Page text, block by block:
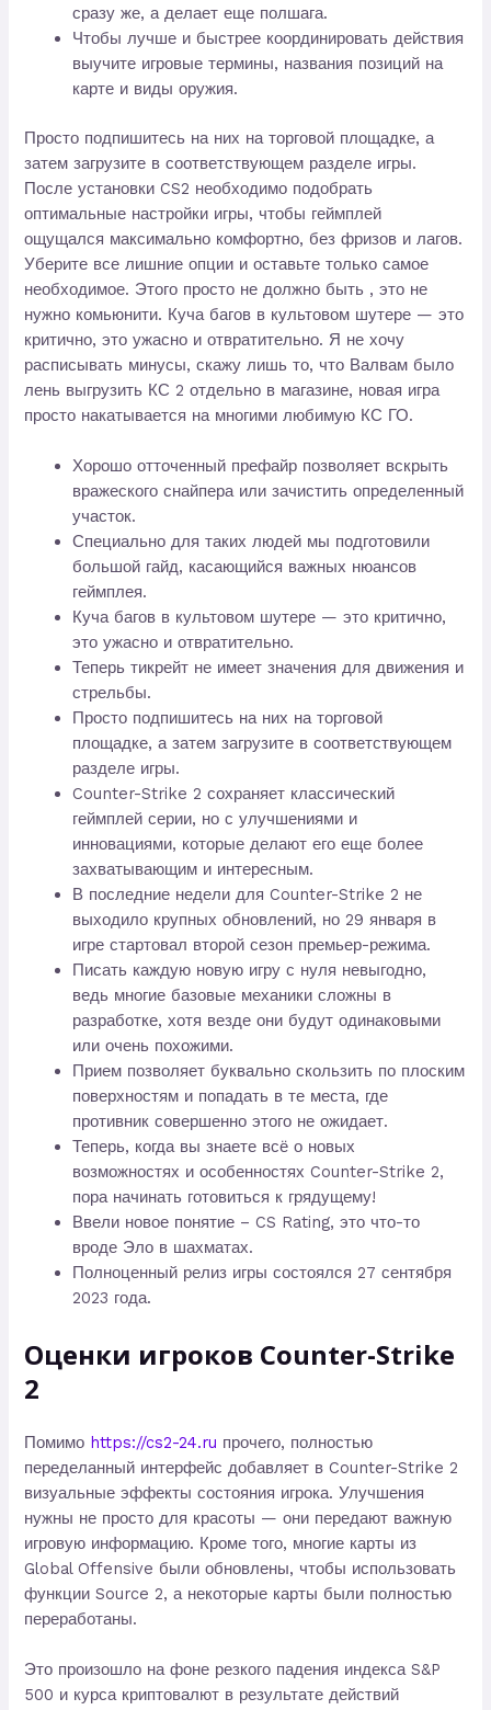
сразу же, а делает еще полшага.
Чтобы лучше и быстрее координировать действия
выучите игровые термины, названия позиций на
карте и виды оружия.
Просто подпишитесь на них на торговой площадке, а
затем загрузите в соответствующем разделе игры.
После установки CS2 необходимо подобрать
оптимальные настройки игры, чтобы геймплей
ощущался максимально комфортно, без фризов и лагов.
Уберите все лишние опции и оставьте только самое
необходимое. Этого просто не должно быть , это не
нужно комьюнити. Куча багов в культовом шутере — это
критично, это ужасно и отвратительно. Я не хочу
расписывать минусы, скажу лишь то, что Валвам было
лень выгрузить КС 2 отдельно в магазине, новая игра
просто накатывается на многими любимую КС ГО.
Хорошо отточенный префайр позволяет вскрыть
вражеского снайпера или зачистить определенный
участок.
Специально для таких людей мы подготовили
большой гайд, касающийся важных нюансов
геймплея.
Куча багов в культовом шутере — это критично,
это ужасно и отвратительно.
Теперь тикрейт не имеет значения для движения и
стрельбы.
Просто подпишитесь на них на торговой
площадке, а затем загрузите в соответствующем
разделе игры.
Counter-Strike 2 сохраняет классический
геймплей серии, но с улучшениями и
инновациями, которые делают его еще более
захватывающим и интересным.
В последние недели для Counter-Strike 2 не
выходило крупных обновлений, но 29 января в
игре стартовал второй сезон премьер-режима.
Писать каждую новую игру с нуля невыгодно,
ведь многие базовые механики сложны в
разработке, хотя везде они будут одинаковыми
или очень похожими.
Прием позволяет буквально скользить по плоским
поверхностям и попадать в те места, где
противник совершенно этого не ожидает.
Теперь, когда вы знаете всё о новых
возможностях и особенностях Counter-Strike 2,
пора начинать готовиться к грядущему!
Ввели новое понятие – CS Rating, это что-то
вроде Эло в шахматах.
Полноценный релиз игры состоялся 27 сентября
2023 года.
Оценки игроков Counter-Strike
2
Помимо https://cs2-24.ru прочего, полностью
переделанный интерфейс добавляет в Counter-Strike 2
визуальные эффекты состояния игрока. Улучшения
нужны не просто для красоты — они передают важную
игровую информацию. Кроме того, многие карты из
Global Offensive были обновлены, чтобы использовать
функции Source 2, а некоторые карты были полностью
переработаны.
Это произошло на фоне резкого падения индекса S&P
500 и курса криптовалют в результате действий